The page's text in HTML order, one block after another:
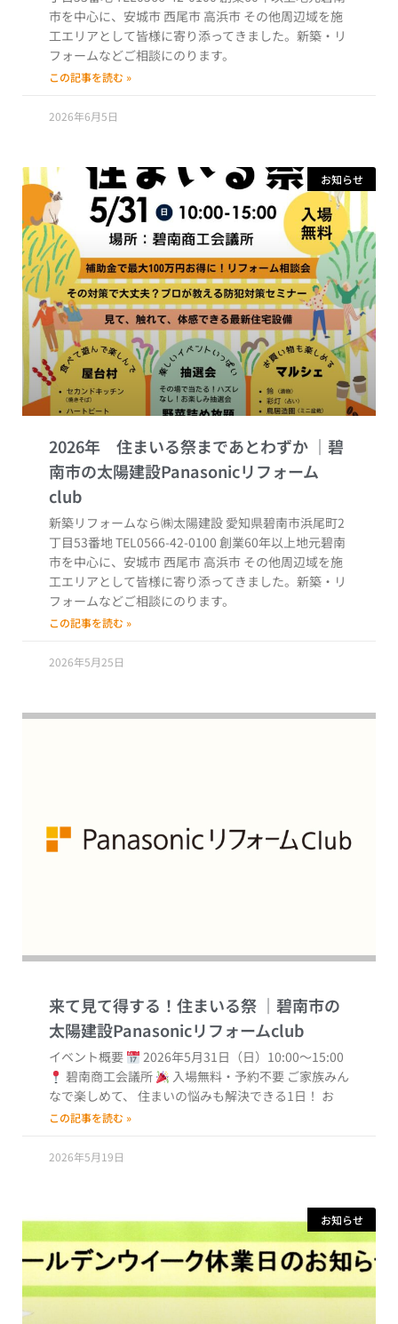
市を中心に、安城市 西尾市 高浜市 その他周辺域を施
工エリアとして皆様に寄り添ってきました。新築・リ
フォームなどご相談にのります。
この記事を読む »
2026年6月5日
お知らせ
2026年 住まいる祭まであとわずか
新築リフォームなら㈱太陽建設 愛知県碧南市浜尾町2
丁目53番地 TEL0566-42-0100 創業60年以上地元碧南
市を中心に、安城市 西尾市 高浜市 その他周辺域を施
工エリアとして皆様に寄り添ってきました。新築・リ
フォームなどご相談にのります。
この記事を読む »
2026年5月25日
来て見て得する！住まいる祭
イベント概要
2026年5月31日（日）10:00〜15:00
碧南商工会議所
入場無料・予約不要 ご家族みん
なで楽しめて、 住まいの悩みも解決できる1日！ お
この記事を読む »
2026年5月19日
お知らせ